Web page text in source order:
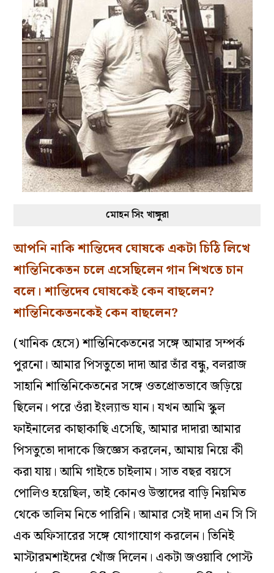
মোহন সিং খাঙ্গুরা
আপনি নাকি শান্তিদেব ঘোষকে একটা চিঠি লিখে
শান্তিনিকেতন চলে এসেছিলেন গান শিখতে চান
বলে। শান্তিদেব ঘোষকেই কেন বাছলেন?
শান্তিনিকেতনকেই কেন বাছলেন?
(খানিক হেসে) শান্তিনিকেতনের সঙ্গে আমার সম্পর্ক
পুরনো। আমার পিসতুতো দাদা আর তাঁর বন্ধু, বলরাজ
সাহানি শান্তিনিকেতনের সঙ্গে ওতপ্রোতভাবে জড়িয়ে
ছিলেন। পরে ওঁরা ইংল্যান্ড যান। যখন আমি স্কুল
ফাইনালের কাছাকাছি এসেছি, আমার দাদারা আমার
পিসতুতো দাদাকে জিজ্ঞেস করলেন, আমায় নিয়ে কী
করা যায়। আমি গাইতে চাইলাম। সাত বছর বয়সে
পোলিও হয়েছিল, তাই কোনও উস্তাদের বাড়ি নিয়মিত
থেকে তালিম নিতে পারিনি। আমার সেই দাদা এন সি সি
এক অফিসারের সঙ্গে যোগাযোগ করলেন। তিনিই
মাস্টারমশাইদের খোঁজ দিলেন। একটা জওয়াবি পোস্ট